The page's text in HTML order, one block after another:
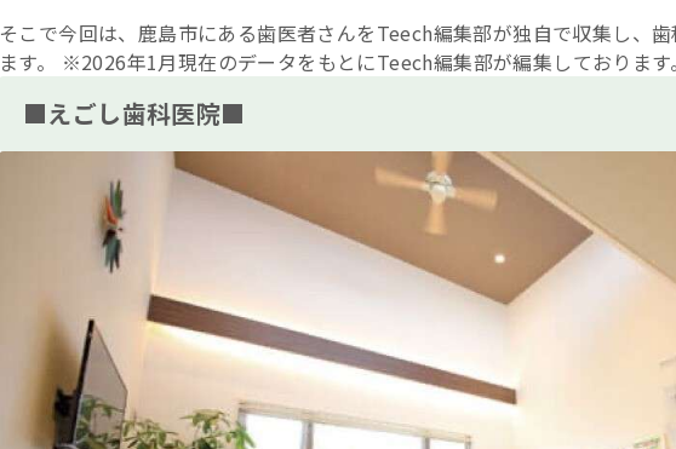
そこで今回は、鹿島市にある歯医者さんをTeech編集部が独自で収集し、
ます。 ※2026年1月現在のデータをもとにTeech編集部が編集しております。
■えごし歯科医院■